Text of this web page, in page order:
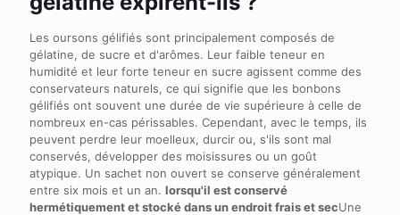
Les oursons gélifiés sont principalement composés de
gélatine, de sucre et d'arômes. Leur faible teneur en
humidité et leur forte teneur en sucre agissent comme des
conservateurs naturels, ce qui signifie que les bonbons
gélifiés ont souvent une durée de vie supérieure à celle de
nombreux en-cas périssables. Cependant, avec le temps, ils
peuvent perdre leur moelleux, durcir ou, s'ils sont mal
conservés, développer des moisissures ou un goût
atypique. Un sachet non ouvert se conserve généralement
entre six mois et un an. lorsqu'il est conservé
hermétiquement et stocké dans un endroit frais et secUne